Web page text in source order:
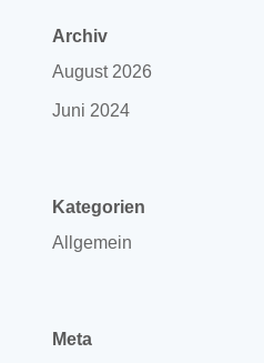
Archiv
August 2026
Juni 2024
Kategorien
Allgemein
Meta